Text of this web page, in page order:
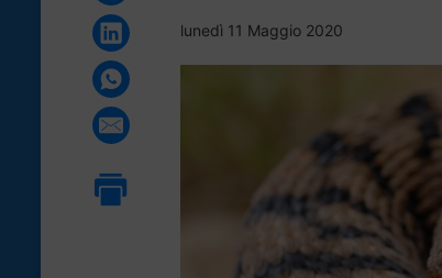
lunedì 11 Maggio 2020